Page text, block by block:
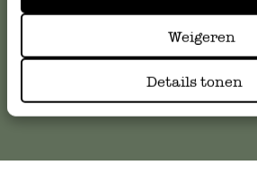
Weigeren
Details tonen
klantenservice@dille-kamille.com
Online Klantenservice